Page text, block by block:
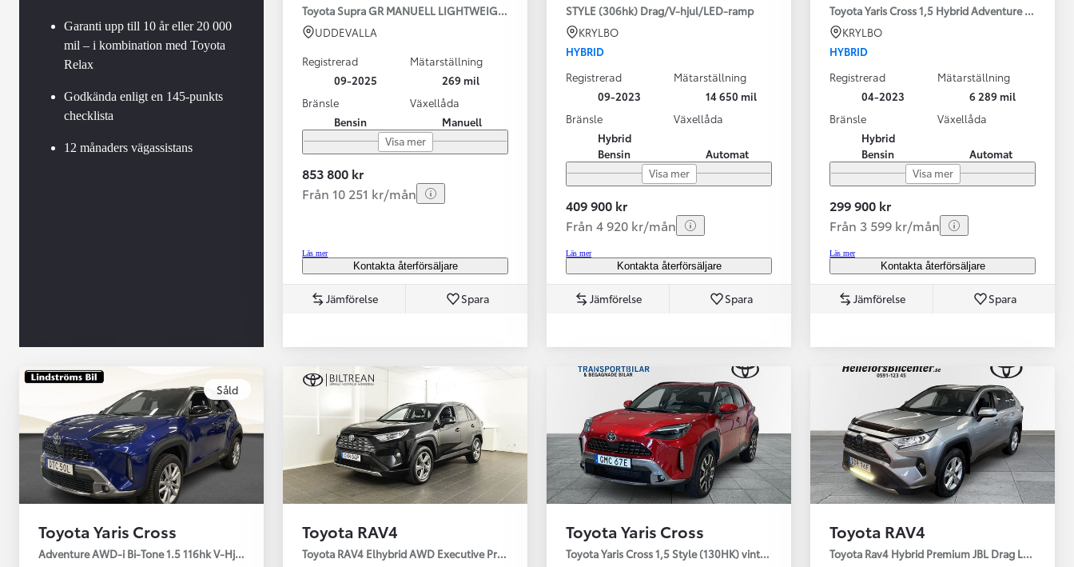
Från 599 900 kr
Från 324 900 kr
Från 3 194 kr/mån
Nya Corolla Cross
Från 360 900 kr
Från 3 548 kr/mån
Easy Billån
Toyota C-HR
HYBRID & LADDHYBRID
Från 350 900 kr
Från 3 450 kr/mån
Easy Billån
Toyota GR Supra
BENSIN
Nya GR GT
The soul lives on
Vi har Sveriges mest nöjda
Toyota
När varje jobb
Garanti upp till 10 år eller 20 000
mil – i kombination med Toyota
Relax
Godkända enligt en 145-punkts
checklista
12 månaders vägassistans
Toyota Supra GR MANUELL LIGHTWEIGHT EVO / OMG LEV! MOMSBIL!
UDDEVALLA
Registrerad
09-2025
Mätarställning
269 mil
Bränsle
Bensin
Växellåda
Manuell
Visa mer
853 800 kr
Från 10 251 kr/mån
Läs mer
Kontakta återförsäljare
Jämförelse Spara
STYLE (306hk) Drag/V-hjul/LED-ramp
KRYLBO
HYBRID
Registrerad
09-2023
Mätarställning
14 650 mil
Bränsle
Hybrid
Bensin
Växellåda
Automat
Visa mer
409 900 kr
Från 4 920 kr/mån
Läs mer
Kontakta återförsäljare
Jämförelse Spara
Toyota Yaris Cross 1,5 Hybrid Adventure Drag V-
KRYLBO
HYBRID
Registrerad
04-2023
Mätarställning
6 289 mil
Bränsle
Hybrid
Bensin
Växellåda
Automat
Visa mer
299 900 kr
Från 3 599 kr/mån
Läs mer
Kontakta återförsäljare
Jämförelse Spara
Såld
Toyota Yaris Cross
Adventure AWD-i Bi-Tone 1.5 116hk V-Hjul Drag JBL
Toyota RAV4
Toyota RAV4 Elhybrid AWD Executive Premium Drag 360-kamera JBL
Toyota Yaris Cross
Toyota Yaris Cross 1,5 Style (130HK) vinterhjul
Toyota RAV4
Toyota Rav4 Hybrid Premium JBL Drag Led ramp